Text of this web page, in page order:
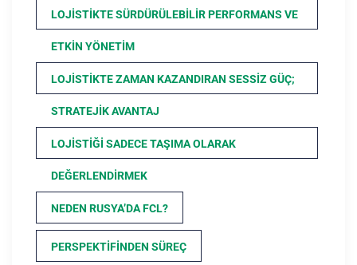
LOJISTIKTE SÜRDÜRÜLEBILIR PERFORMANS VE
ETKIN YÖNETIM
LOJISTIKTE ZAMAN KAZANDIRAN SESSIZ GÜÇ;
STRATEJIK AVANTAJ
LOJISTIĞI SADECE TAŞIMA OLARAK
DEĞERLENDIRMEK
NEDEN RUSYA’DA FCL?
PERSPEKTIFINDEN SÜREÇ